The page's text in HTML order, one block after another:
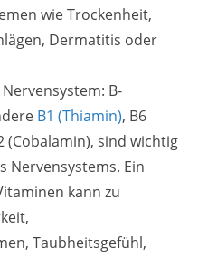
wie Trockenheit,
Dermatitis oder
B-
B1 (Thiamin), B6
(Cobalamin), sind wichtig
Nervensystems. Ein
kann zu
Taubheitsgefühl,